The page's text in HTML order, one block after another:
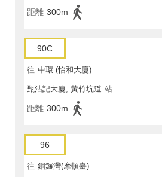
距離 300m
90C
往 中環 (怡和大廈)
甄沾記大廈, 黃竹坑道 站
距離 300m
96
往 銅鑼灣(摩頓臺)